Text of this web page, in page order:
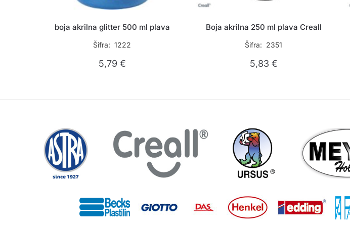
boja akrilna glitter 500 ml plava
Šifra: 1222
5,79 €
Boja akrilna 250 ml plava Creall
Šifra: 2351
5,83 €